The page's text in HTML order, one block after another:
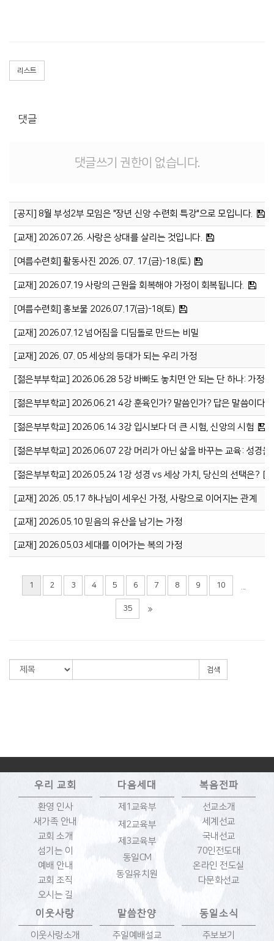
리스트
댓글
댓글쓰기 권한이 없습니다.
[공지] 8월 부성2부 모임은 "장년 신앙 수련회 특강"으로 모입니다.
[교재] 2026.07.26. 사랑은 상대를 살리는 것입니다.
[여름수련회] 활동사진 2026. 07. 17.(금)-18.(토)
[교재] 2026.07.19 사랑의 근원을 회복해야 가정이 회복됩니다.
[여름수련회] 홍보물 2026.07.17(금)-18(토)
[교재] 2026.07.12 넘어짐을 디딤돌로 만드는 비밀
[교재] 2026. 07. 05 세상의 등대가 되는 우리 가정
[젊은부부학교] 2026.06.28 5강 바빠도 놓치면 안 되는 단 하나: 가정
[젊은부부학교] 2026.06.21 4강 훈육인가? 말씀인가? 답은 말씀이다.
[젊은부부학교] 2026.06.14 3강 입시보다 더 큰 시험, 신앙의 시험
[젊은부부학교] 2026.06.07 2강 머리가 아닌 삶을 바꾸는 교육: 성경을
[젊은부부학교] 2026.05.24 1강 성경 vs 세상 가치, 당신의 선택은?
[교재] 2026. 05.17 하나님이 세우신 가정, 사랑으로 이어지는 관계
[교재] 2026.05.10 믿음의 유산을 남기는 가정
[교재] 2026.05.03 세대를 이어가는 복의 가정
1 2 3 4 5 6 7 8 9 10
35
검색
우리 교회
환영 인사
새가족 안내
교회 소개
섬기는 이
예배 안내
교회 조직
오시는 길
다음세대
제1교육부
제2교육부
제3교육부
동일CM
동일유치원
복음전파
선교소개
세계선교
국내선교
70인전도대
온라인 전도실
다문화선교
이웃사랑
이웃사랑소개
말씀찬양
주일예배설교
동일소식
주보보기